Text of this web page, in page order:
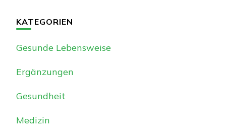
KATEGORIEN
Gesunde Lebensweise
Ergänzungen
Gesundheit
Medizin